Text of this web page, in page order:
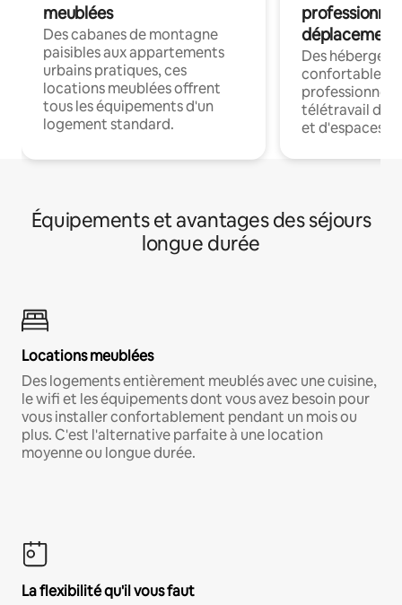
meublées
Des cabanes de montagne
paisibles aux appartements
urbains pratiques, ces
locations meublées offrent
tous les équipements d'un
logement standard.
déplacement
Des
confortables
professionnels
télétravail
et d'espaces
Équipements et avantages des séjours
longue durée
Locations meublées
Des logements entièrement meublés avec une cuisine,
le wifi et les équipements dont vous avez besoin pour
vous installer confortablement pendant un mois ou
plus. C'est l'alternative parfaite à une location
moyenne ou longue durée.
La flexibilité qu'il vous faut